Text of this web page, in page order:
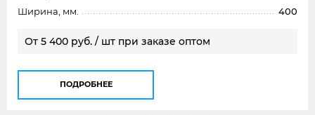
Ширина, мм.
400
От 5 400 руб. / шт при заказе оптом
ПОДРОБНЕЕ